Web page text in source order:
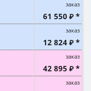
заказ
61 550 ₽ *
заказ
12 824 ₽ *
заказ
42 895 ₽ *
заказ